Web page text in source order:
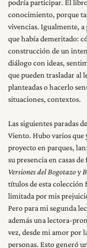
podría participar. El
conocimiento, porque
vivencias. Igualmente,
que había demeritado:
construcción de un
diálogo con ideas,
que pueden trasladar al
planteadas o hacerlo
situaciones, contextos.
Las siguientes paradas
Viento. Hubo varios que
proyecto en parques,
su presencia en casas
Versiones del Bogotazoy
títulos de esta colección
limitada por mis
Pero para mi segunda
además una lectora-
vez, desde mi amor por
personas. Esto generó